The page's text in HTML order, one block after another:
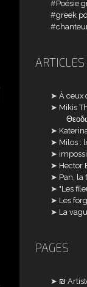
Poésie
greek
À ceux
Mikis
Milos :
Hector
Pan, la
"Les
Les
La
PAGES
₪